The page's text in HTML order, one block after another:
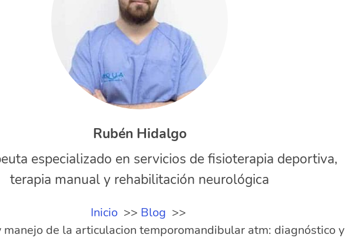
Rubén Hidalgo
especializado en servicios de fisioterapia deportiva,
terapia manual y rehabilitación neurológica
Inicio
Blog
manejo de la articulacion temporomandibular atm: diagnóstico y